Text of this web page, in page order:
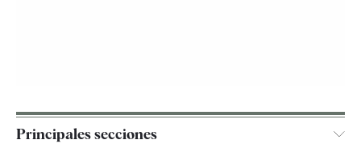
Principales secciones